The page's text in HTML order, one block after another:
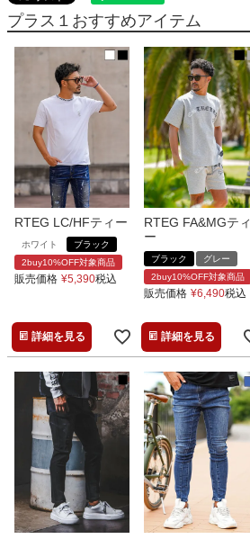
プラス１おすすめアイテム
RTEG LC/HFティー
ホワイト
ブラック
2buy10%OFF対象商品
販売価格 ¥5,390税込
詳細を見る
RTEG FA&MGティ
ー
ブラック
グレー
2buy10%OFF対象商品
販売価格 ¥6,490税込
詳細を見る